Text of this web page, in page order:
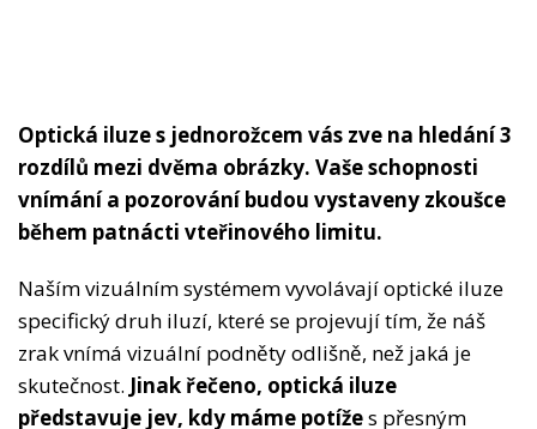
Optická iluze s jednorožcem vás zve na hledání 3
rozdílů mezi dvěma obrázky. Vaše schopnosti
vnímání a pozorování budou vystaveny zkoušce
během patnácti vteřinového limitu.
Naším vizuálním systémem vyvolávají optické iluze
specifický druh iluzí, které se projevují tím, že náš
zrak vnímá vizuální podněty odlišně, než jaká je
skutečnost. Jinak řečeno, optická iluze
představuje jev, kdy máme potížes přesným